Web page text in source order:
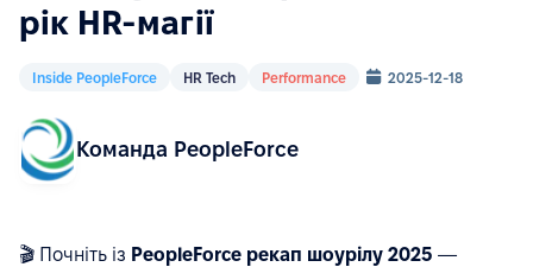
рік HR-магії
Inside PeopleForce HR Tech Performance 2025-12-18
Команда PeopleForce
🎬 Почніть із PeopleForce рекап шоурілу 2025 —